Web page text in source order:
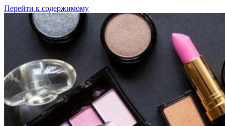
Перейти к содержимому